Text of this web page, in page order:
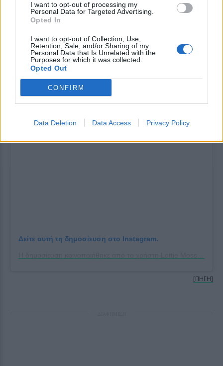
I want to opt-out of processing my
Personal Data for Targeted Advertising.
Opted In
I want to opt-out of Collection, Use,
Retention, Sale, and/or Sharing of my
Personal Data that Is Unrelated with the
Purposes for which it was collected.
Opted Out
CONFIRM
Data Deletion Data Access Privacy Policy
Στη λεζάντα με την οποία συνόδευσε την
περιεχομένου στο OnlyFans έγραψε: «Ήρθα ως
το είδωλό μου φέτος, η βασίλισσα η ίδια».
Δείτε φωτογραφίες
Δείτε αυτή τη δημοσίευση στο Instagram.
[ΠΗΓΗ]